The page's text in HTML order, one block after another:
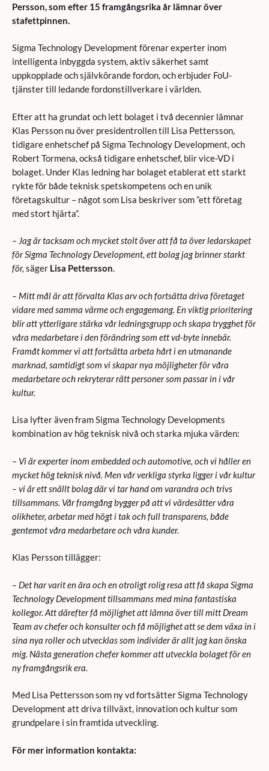
Persson, som efter 15 framgångsrika år lämnar över
stafettpinnen.
Sigma Technology Development förenar experter inom
intelligenta inbyggda system, aktiv säkerhet samt
uppkopplade och självkörande fordon, och erbjuder FoU-
tjänster till ledande fordonstillverkare i världen.
Efter att ha grundat och lett bolaget i två decennier lämnar
Klas Persson nu över presidentrollen till Lisa Pettersson,
tidigare enhetschef på Sigma Technology Development, och
Robert Tormena, också tidigare enhetschef, blir vice-VD i
bolaget. Under Klas ledning har bolaget etablerat ett starkt
rykte för både teknisk spetskompetens och en unik
företagskultur – något som Lisa beskriver som ”ett företag
med stort hjärta”.
– Jag är tacksam och mycket stolt över att få ta över ledarskapet
för Sigma Technology Development, ett bolag jag brinner starkt
för, säger Lisa Pettersson.
– Mitt mål är att förvalta Klas arv och fortsätta driva företaget
vidare med samma värme och engagemang. En viktig prioritering
blir att ytterligare stärka vår ledningsgrupp och skapa trygghet för
våra medarbetare i den förändring som ett vd-byte innebär.
Framåt kommer vi att fortsätta arbeta hårt i en utmanande
marknad, samtidigt som vi skapar nya möjligheter för våra
medarbetare och rekryterar rätt personer som passar in i vår
kultur.
Lisa lyfter även fram Sigma Technology Developments
kombination av hög teknisk nivå och starka mjuka värden:
– Vi är experter inom embedded och automotive, och vi håller en
mycket hög teknisk nivå. Men vår verkliga styrka ligger i vår kultur
– vi är ett snällt bolag där vi tar hand om varandra och trivs
tillsammans. Vår framgång bygger på att vi värdesätter våra
olikheter, arbetar med högt i tak och full transparens, både
gentemot våra medarbetare och våra kunder.
Klas Persson tillägger:
– Det har varit en ära och en otroligt rolig resa att få skapa Sigma
Technology Development tillsammans med mina fantastiska
kollegor. Att därefter få möjlighet att lämna över till mitt Dream
Team av chefer och konsulter och få möjlighet att se dem växa in i
sina nya roller och utvecklas som individer är allt jag kan önska
mig. Nästa generation chefer kommer att utveckla bolaget för en
ny framgångsrik era.
Med Lisa Pettersson som ny vd fortsätter Sigma Technology
Development att driva tillväxt, innovation och kultur som
grundpelare i sin framtida utveckling.
För mer information kontakta: